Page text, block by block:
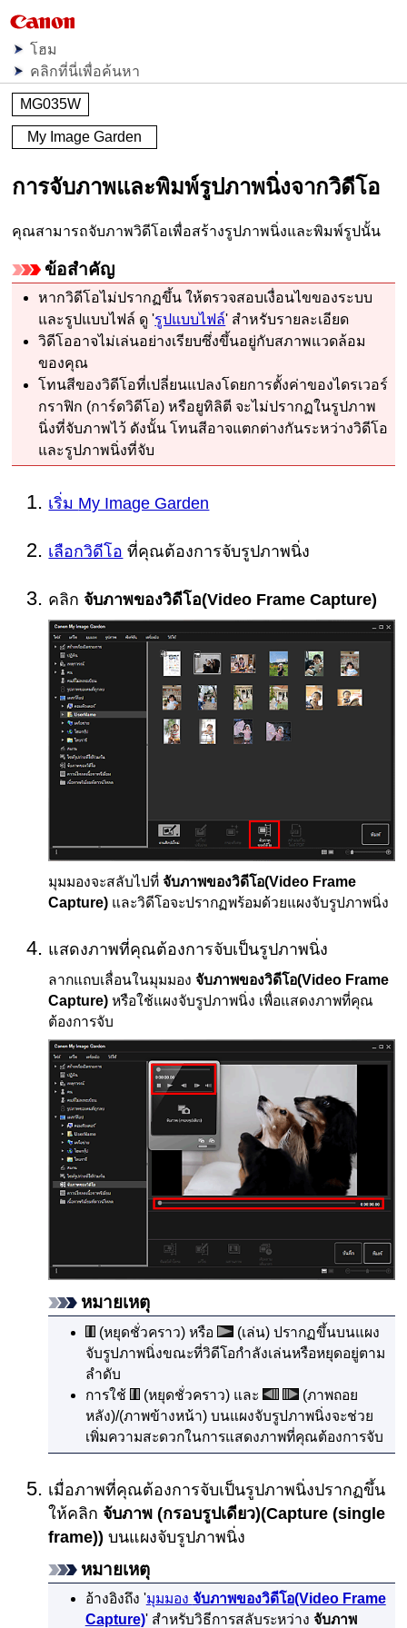
โฮม
คลิกที่นี่เพื่อค้นหา
MG035W
My Image Garden
การจับภาพและพิมพ์รูปภาพนิ่งจากวิดีโอ
คุณสามารถจับภาพวิดีโอเพื่อสร้างรูปภาพนิ่งและพิมพ์รูปนั้น
ข้อสำคัญ
หากวิดีโอไม่ปรากฏขึ้น ให้ตรวจสอบเงื่อนไขของระบบ
และรูปแบบไฟล์ ดู 'รูปแบบไฟล์' สำหรับรายละเอียด
วิดีโออาจไม่เล่นอย่างเรียบซึ่งขึ้นอยู่กับสภาพแวดล้อม
ของคุณ
โทนสีของวิดีโอที่เปลี่ยนแปลงโดยการตั้งค่าของไดรเวอร์
กราฟิก (การ์ดวิดีโอ) หรือยูทิลิตี จะไม่ปรากฏในรูปภาพ
นิ่งที่จับภาพไว้ ดังนั้น โทนสีอาจแตกต่างกันระหว่างวิดีโอ
และรูปภาพนิ่งที่จับ
เริ่ม My Image Garden
เลือกวิดีโอ ที่คุณต้องการจับรูปภาพนิ่ง
คลิกจับภาพของวิดีโอ(Video Frame Capture)
มุมมองจะสลับไปที่จับภาพของวิดีโอ(Video Frame
Capture) และวิดีโอจะปรากฏพร้อมด้วยแผงจับรูปภาพนิ่ง
แสดงภาพที่คุณต้องการจับเป็นรูปภาพนิ่ง
ลากแถบเลื่อนในมุมมองจับภาพของวิดีโอ(Video Frame
Capture) หรือใช้แผงจับรูปภาพนิ่ง เพื่อแสดงภาพที่คุณ
ต้องการจับ
หมายเหตุ
(หยุดชั่วคราว) หรือ
(เล่น) ปรากฏขึ้นบนแผง
จับรูปภาพนิ่งขณะที่วิดีโอกำลังเล่นหรือหยุดอยู่ตาม
ลำดับ
การใช้
(หยุดชั่วคราว) และ
(ภาพถอย
หลัง)/(ภาพข้างหน้า) บนแผงจับรูปภาพนิ่งจะช่วย
เพิ่มความสะดวกในการแสดงภาพที่คุณต้องการจับ
เมื่อภาพที่คุณต้องการจับเป็นรูปภาพนิ่งปรากฏขึ้น
ให้คลิกจับภาพ (กรอบรูปเดียว)(Capture (single
frame)) บนแผงจับรูปภาพนิ่ง
หมายเหตุ
อ้างอิงถึง 'มุมมอง จับภาพของวิดีโอ(Video Frame
Capture)' สำหรับวิธีการสลับระหว่าง จับภาพ